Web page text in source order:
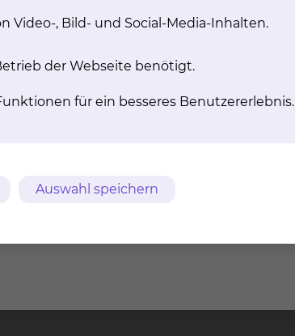
Video-, Bild- und Social-Media-Inhalten.
der Webseite benötigt.
für ein besseres Benutzererlebnis.
Auswahl speichern